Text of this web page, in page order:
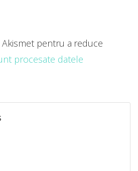
pentru a reduce
procesate datele